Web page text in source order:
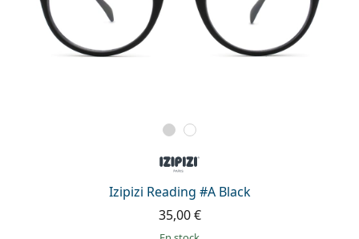
Izipizi Reading #A Black
35,00 €